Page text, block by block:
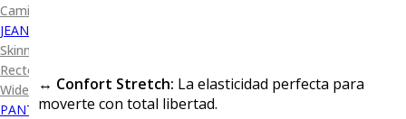
Camiseta Lisa
JEANS
Skinny Levanta Pompis
Recto Levanta Pompis
Wide Leg
PANTALÓN DE VESTIR
↔️ Confort Stretch: La elasticidad perfecta para
moverte con total libertad.